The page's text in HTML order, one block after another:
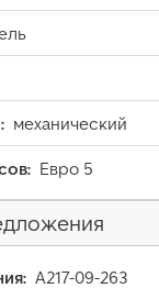
механический
Евро 5
A217-09-263